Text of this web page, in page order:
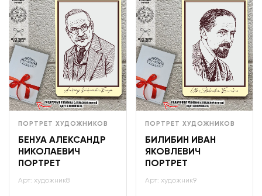
ПОРТРЕТ ХУДОЖНИКОВ
БЕНУА АЛЕКСАНДР
НИКОЛАЕВИЧ
ПОРТРЕТ
Арт: художник8
ПОРТРЕТ ХУДОЖНИКОВ
БИЛИБИН ИВАН
ЯКОВЛЕВИЧ
ПОРТРЕТ
Арт: художник9